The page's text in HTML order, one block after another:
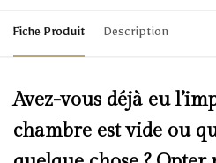
Fiche Produit Description
Avez-vous déjà eu
chambre est vide ou